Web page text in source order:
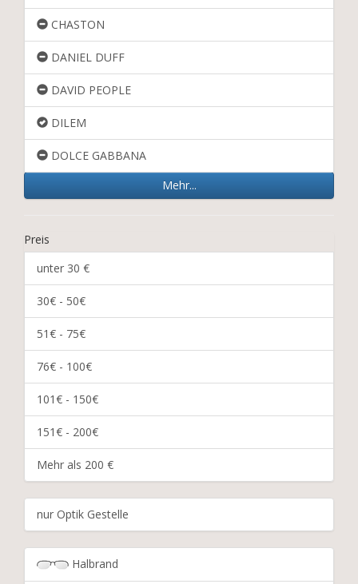
CHASTON
DANIEL DUFF
DAVID PEOPLE
DILEM
DOLCE GABBANA
Mehr...
Preis
unter 30 €
30€ - 50€
51€ - 75€
76€ - 100€
101€ - 150€
151€ - 200€
Mehr als 200 €
nur Optik Gestelle
Halbrand